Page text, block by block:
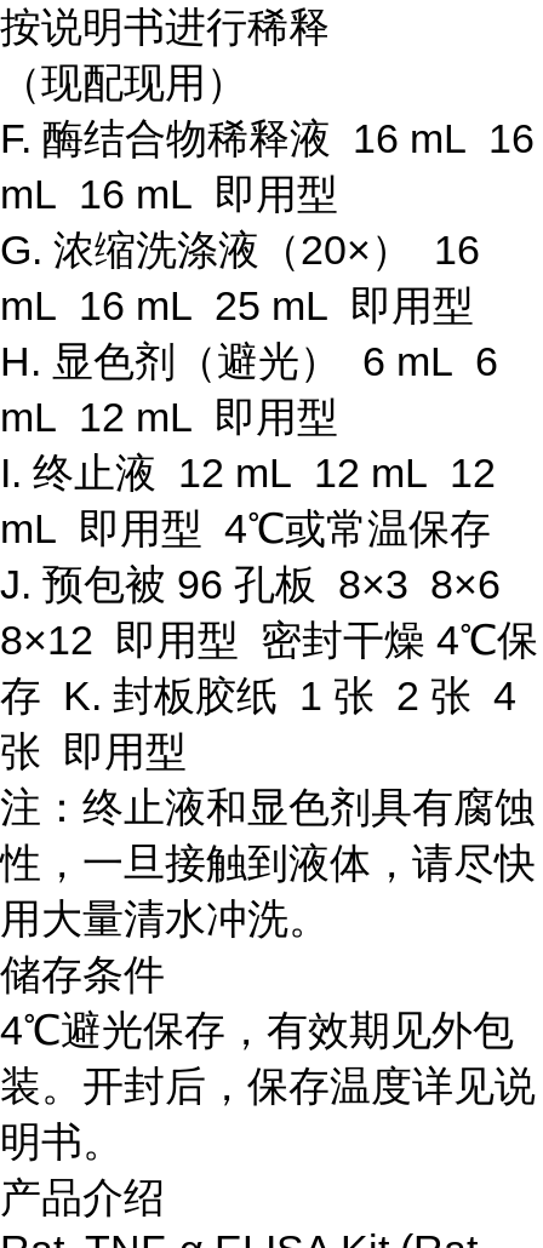
按说明书进行稀释
（现配现用）
F. 酶结合物稀释液 16 mL 16
mL 16 mL 即用型
G. 浓缩洗涤液（20×） 16
mL 16 mL 25 mL 即用型
H. 显色剂（避光） 6 mL 6
mL 12 mL 即用型
I. 终止液 12 mL 12 mL 12
mL 即用型 4℃或常温保存
J. 预包被 96 孔板 8×3 8×6
8×12 即用型 密封干燥 4℃保
存 K. 封板胶纸 1 张 2 张 4
张 即用型
注：终止液和显色剂具有腐蚀
性，一旦接触到液体，请尽快
用大量清水冲洗。
储存条件
4℃避光保存，有效期见外包
装。开封后，保存温度详见说
明书。
产品介绍